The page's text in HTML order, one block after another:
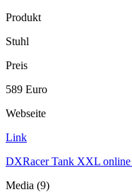
Produkt
Stuhl
Preis
589 Euro
Webseite
Link
DXRacer Tank XXL online
Media (9)